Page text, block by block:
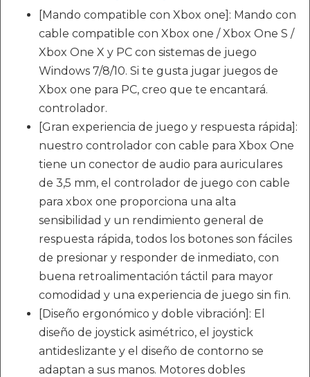
[Mando compatible con Xbox one]: Mando con
cable compatible con Xbox one / Xbox One S /
Xbox One X y PC con sistemas de juego
Windows 7/8/10. Si te gusta jugar juegos de
Xbox one para PC, creo que te encantará.
controlador.
[Gran experiencia de juego y respuesta rápida]:
nuestro controlador con cable para Xbox One
tiene un conector de audio para auriculares
de 3,5 mm, el controlador de juego con cable
para xbox one proporciona una alta
sensibilidad y un rendimiento general de
respuesta rápida, todos los botones son fáciles
de presionar y responder de inmediato, con
buena retroalimentación táctil para mayor
comodidad y una experiencia de juego sin fin.
[Diseño ergonómico y doble vibración]: El
diseño de joystick asimétrico, el joystick
antideslizante y el diseño de contorno se
adaptan a sus manos. Motores dobles